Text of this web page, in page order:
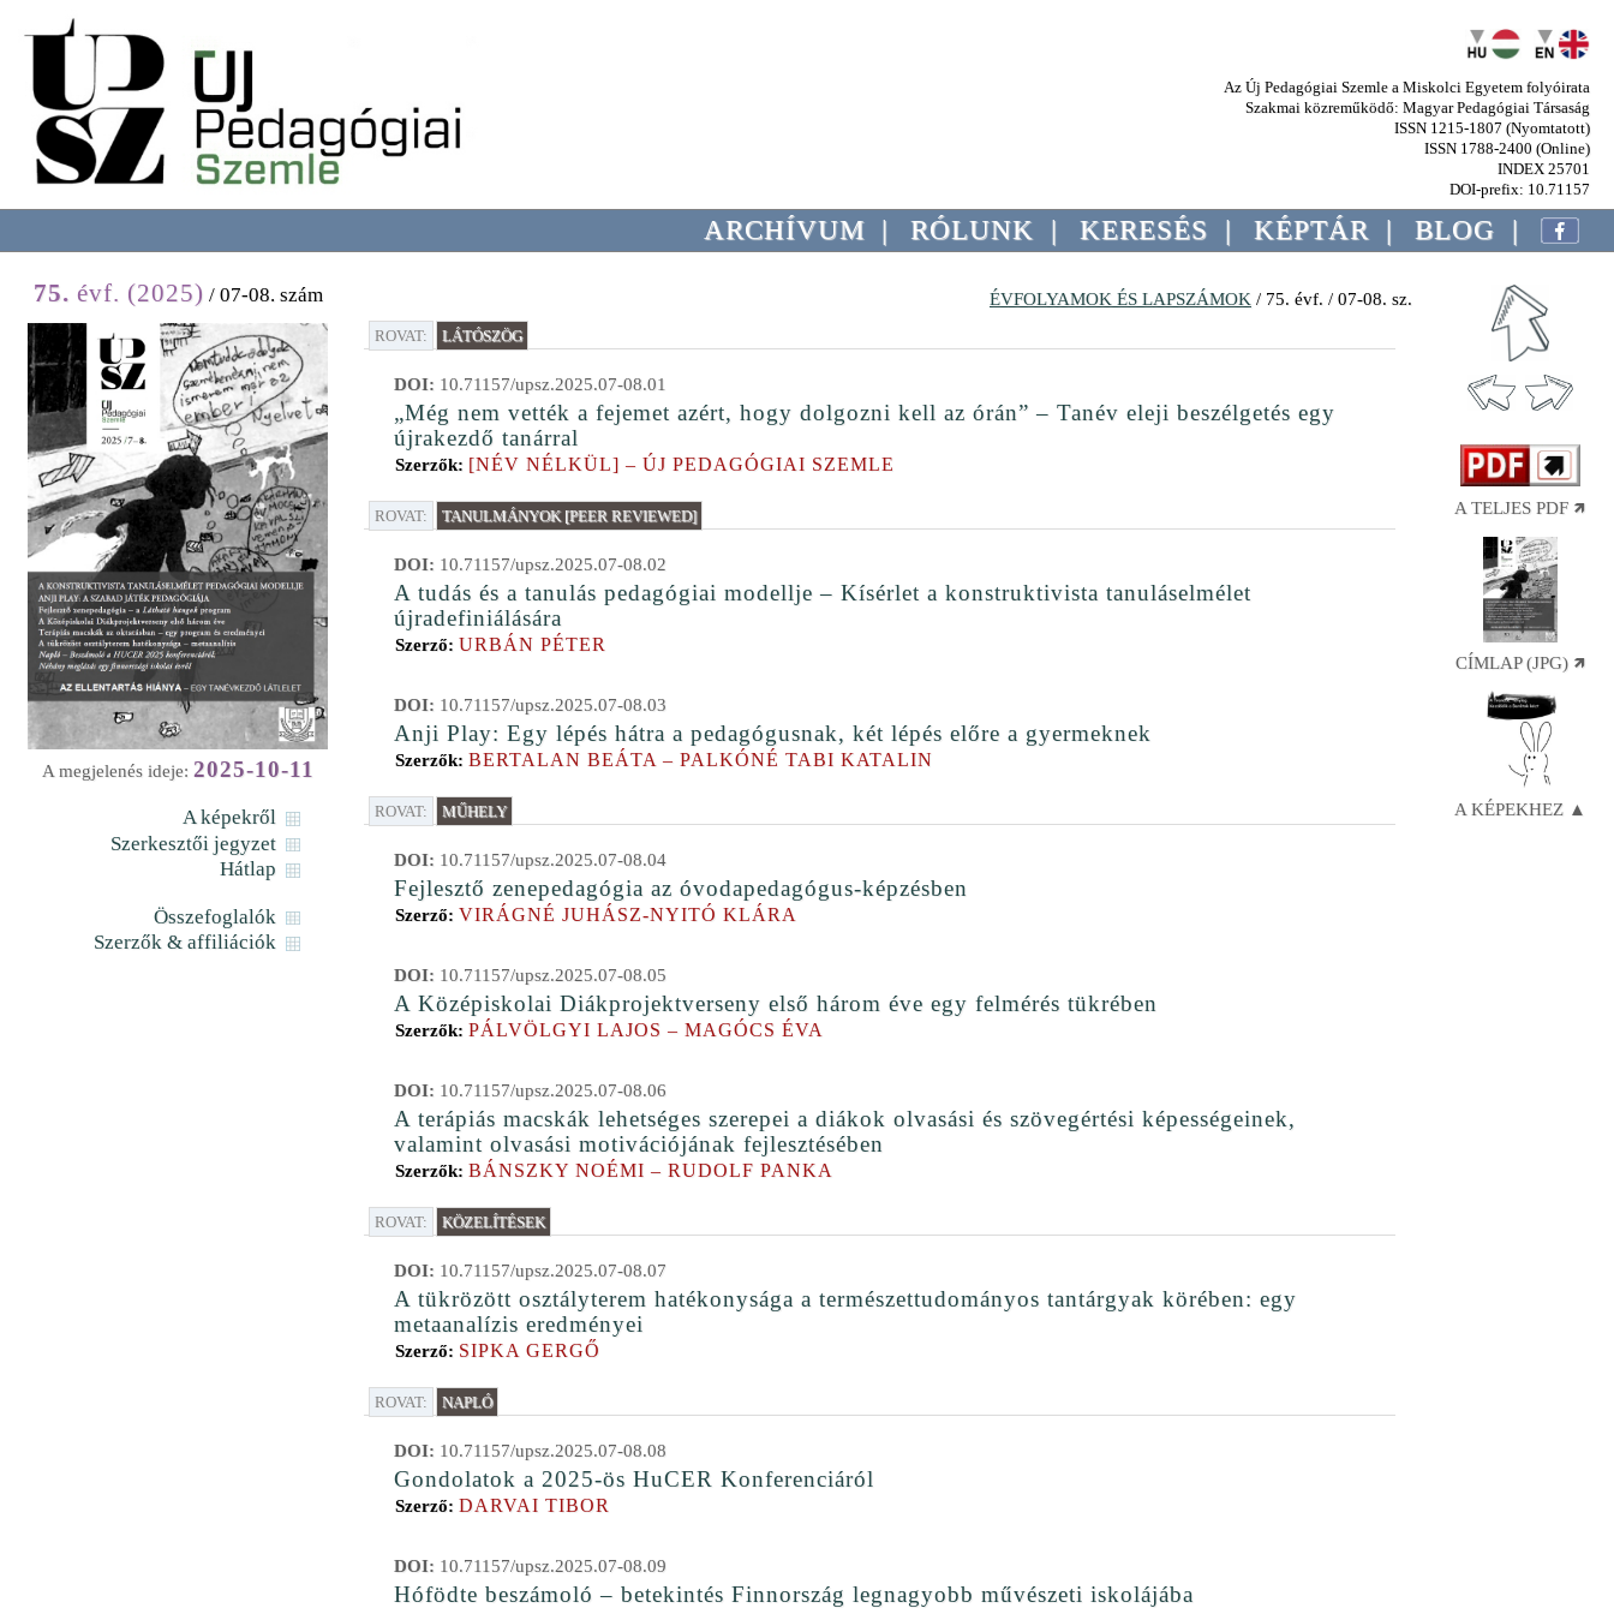
Az Új Pedagógiai Szemle a Miskolci Egyetem folyóirata
Szakmai közreműködő: Magyar Pedagógiai Társaság
ISSN 1215-1807 (Nyomtatott)
ISSN 1788-2400 (Online)
INDEX 25701
DOI-prefix: 10.71157
ARCHÍVUM | RÓLUNK | KERESÉS | KÉPTÁR | BLOG |
75. évf. (2025) / 07-08. szám
A megjelenés ideje: 2025-10-11
A képekről
Szerkesztői jegyzet
Hátlap
Összefoglalók
Szerzők & affiliációk
ÉVFOLYAMOK ÉS LAPSZÁMOK / 75. évf. / 07-08. sz.
ROVAT: LÁTÓSZÖG
DOI: 10.71157/upsz.2025.07-08.01
„Még nem vették a fejemet azért, hogy dolgozni kell az órán” – Tanév eleji beszélgetés egy
újrakezdő tanárral
Szerzők: [NÉV NÉLKÜL] – ÚJ PEDAGÓGIAI SZEMLE
ROVAT: TANULMÁNYOK [PEER REVIEWED]
DOI: 10.71157/upsz.2025.07-08.02
A tudás és a tanulás pedagógiai modellje – Kísérlet a konstruktivista tanuláselmélet
újradefiniálására
Szerző: URBÁN PÉTER
DOI: 10.71157/upsz.2025.07-08.03
Anji Play: Egy lépés hátra a pedagógusnak, két lépés előre a gyermeknek
Szerzők: BERTALAN BEÁTA – PALKÓNÉ TABI KATALIN
ROVAT: MŰHELY
DOI: 10.71157/upsz.2025.07-08.04
Fejlesztő zenepedagógia az óvodapedagógus-képzésben
Szerző: VIRÁGNÉ JUHÁSZ-NYITÓ KLÁRA
DOI: 10.71157/upsz.2025.07-08.05
A Középiskolai Diákprojektverseny első három éve egy felmérés tükrében
Szerzők: PÁLVÖLGYI LAJOS – MAGÓCS ÉVA
DOI: 10.71157/upsz.2025.07-08.06
A terápiás macskák lehetséges szerepei a diákok olvasási és szövegértési képességeinek,
valamint olvasási motivációjának fejlesztésében
Szerzők: BÁNSZKY NOÉMI – RUDOLF PANKA
ROVAT: KÖZELÍTÉSEK
DOI: 10.71157/upsz.2025.07-08.07
A tükrözött osztályterem hatékonysága a természettudományos tantárgyak körében: egy
metaanalízis eredményei
Szerző: SIPKA GERGŐ
ROVAT: NAPLÓ
DOI: 10.71157/upsz.2025.07-08.08
Gondolatok a 2025-ös HuCER Konferenciáról
Szerző: DARVAI TIBOR
DOI: 10.71157/upsz.2025.07-08.09
Hófödte beszámoló – betekintés Finnország legnagyobb művészeti iskolájába
A TELJES PDF 🡽
CÍMLAP (JPG) 🡽
A KÉPEKHEZ ▲